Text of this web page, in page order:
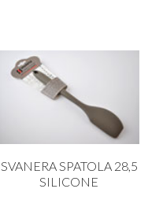
SVANERA SPATOLA 28,5
SILICONE